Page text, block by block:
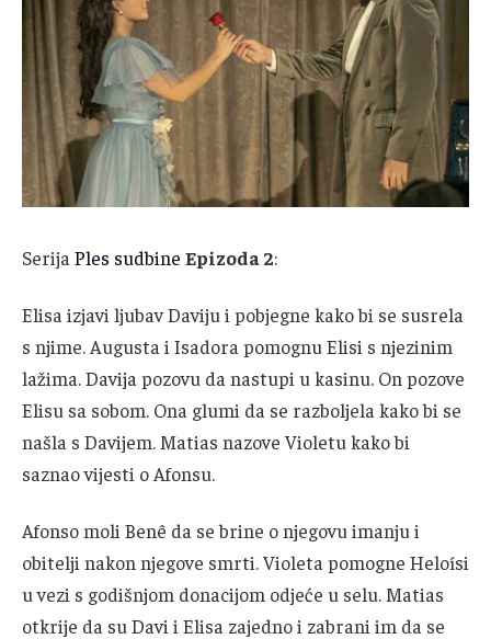
Serija Ples sudbine Epizoda 2:
Elisa izjavi ljubav Daviju i pobjegne kako bi se susrela
s njime. Augusta i Isadora pomognu Elisi s njezinim
lažima. Davija pozovu da nastupi u kasinu. On pozove
Elisu sa sobom. Ona glumi da se razboljela kako bi se
našla s Davijem. Matias nazove Violetu kako bi
saznao vijesti o Afonsu.
Afonso moli Benê da se brine o njegovu imanju i
obitelji nakon njegove smrti. Violeta pomogne Heloísi
u vezi s godišnjom donacijom odjeće u selu. Matias
otkrije da su Davi i Elisa zajedno i zabrani im da se